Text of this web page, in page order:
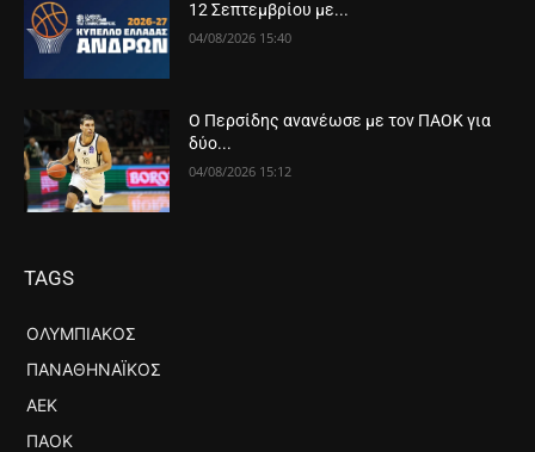
12 Σεπτεμβρίου με...
04/08/2026 15:40
Ο Περσίδης ανανέωσε με τον ΠΑΟΚ για
δύο...
04/08/2026 15:12
TAGS
ΟΛΥΜΠΙΑΚΌΣ
ΠΑΝΑΘΗΝΑΪΚΌΣ
ΑΕΚ
ΠΑΟΚ